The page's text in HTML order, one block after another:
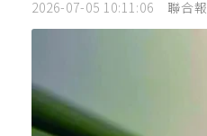
2026-07-05 10:11:06 聯合